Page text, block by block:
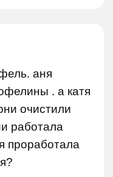
аня
. а катя
очистили
работала
проработала